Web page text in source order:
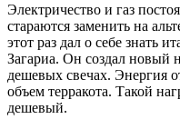
Электричество и газ
стараются заменить на
этот раз дал о себе знать
Загариа. Он создал новый
дешевых свечах. Энергия
объем терракота. Такой
дешевый.